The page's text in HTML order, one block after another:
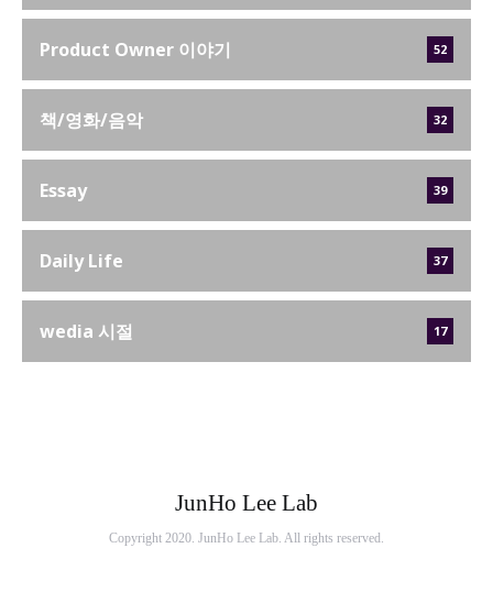
Product Owner 이야기 52
책/영화/음악 32
Essay 39
Daily Life 37
wedia 시절 17
JunHo Lee Lab
Copyright 2020. JunHo Lee Lab. All rights reserved.